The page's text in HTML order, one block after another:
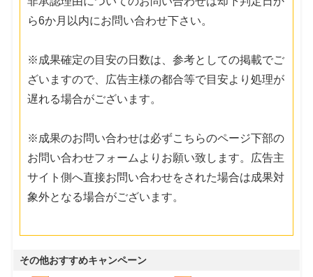
ら6か月以内にお問い合わせ下さい。
※成果確定の目安の日数は、参考としての掲載でご
ざいますので、広告主様の都合等で目安より処理が
遅れる場合がございます。
※成果のお問い合わせは必ずこちらのページ下部の
お問い合わせフォームよりお願い致します。広告主
サイト側へ直接お問い合わせをされた場合は成果対
象外となる場合がございます。
その他おすすめキャンペーン